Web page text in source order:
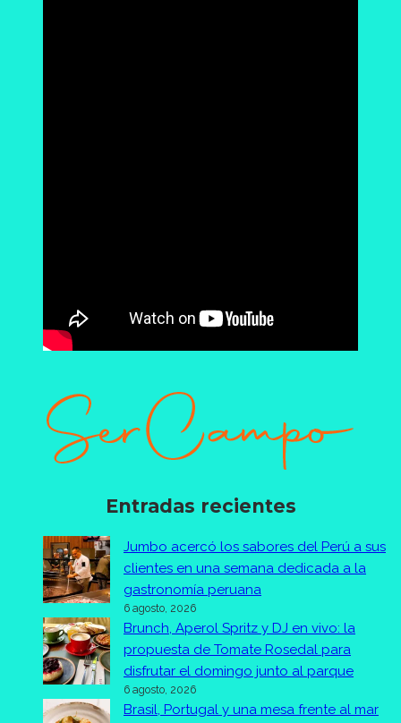
Entradas recientes
Jumbo acercó los sabores del Perú a sus
clientes en una semana dedicada a la
gastronomía peruana
6 agosto, 2026
Brunch, Aperol Spritz y DJ en vivo: la
propuesta de Tomate Rosedal para
disfrutar el domingo junto al parque
6 agosto, 2026
Brasil, Portugal y una mesa frente al mar